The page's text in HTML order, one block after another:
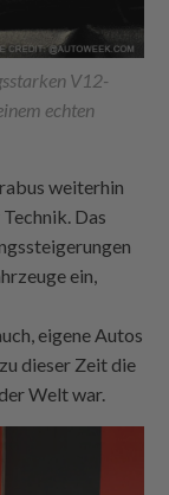
V12-
echten
weiterhin
Das
ein,
eigene Autos
dieser Zeit die
Welt war.